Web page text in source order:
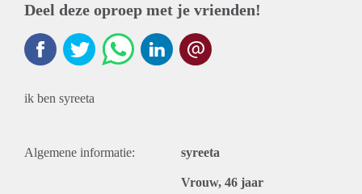
Deel deze oproep met je vrienden!
ik ben syreeta
Algemene informatie: syreeta
Vrouw, 46 jaar